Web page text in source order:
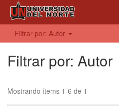
Filtrar por: Autor
Filtrar por: Autor
Mostrando ítems 1-6 de 1